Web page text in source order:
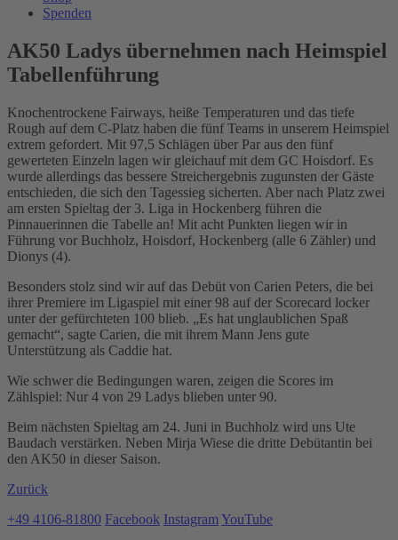
Spenden
AK50 Ladys übernehmen nach Heimspiel
Tabellenführung
Knochentrockene Fairways, heiße Temperaturen und das tiefe
Rough auf dem C-Platz haben die fünf Teams in unserem Heimspiel
extrem gefordert. Mit 97,5 Schlägen über Par aus den fünf
gewerteten Einzeln lagen wir gleichauf mit dem GC Hoisdorf. Es
wurde allerdings das bessere Streichergebnis zugunsten der Gäste
entschieden, die sich den Tagessieg sicherten. Aber nach Platz zwei
am ersten Spieltag der 3. Liga in Hockenberg führen die
Pinnauerinnen die Tabelle an! Mit acht Punkten liegen wir in
Führung vor Buchholz, Hoisdorf, Hockenberg (alle 6 Zähler) und
Dionys (4).
Besonders stolz sind wir auf das Debüt von Carien Peters, die bei
ihrer Premiere im Ligaspiel mit einer 98 auf der Scorecard locker
unter der gefürchteten 100 blieb. „Es hat unglaublichen Spaß
gemacht“, sagte Carien, die mit ihrem Mann Jens gute
Unterstützung als Caddie hat.
Wie schwer die Bedingungen waren, zeigen die Scores im
Zählspiel: Nur 4 von 29 Ladys blieben unter 90.
Beim nächsten Spieltag am 24. Juni in Buchholz wird uns Ute
Baudach verstärken. Neben Mirja Wiese die dritte Debütantin bei
den AK50 in dieser Saison.
Zurück
+49 4106-81800 Facebook Instagram YouTube